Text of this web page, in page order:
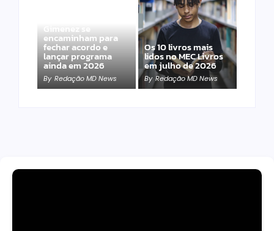
Gimenez se
encaminham para
fechar acordo e
lançar programa
ainda em 2026
By Redação MD News
Os 10 livros mais
lidos no MEC Livros
em julho de 2026
By Redação MD News